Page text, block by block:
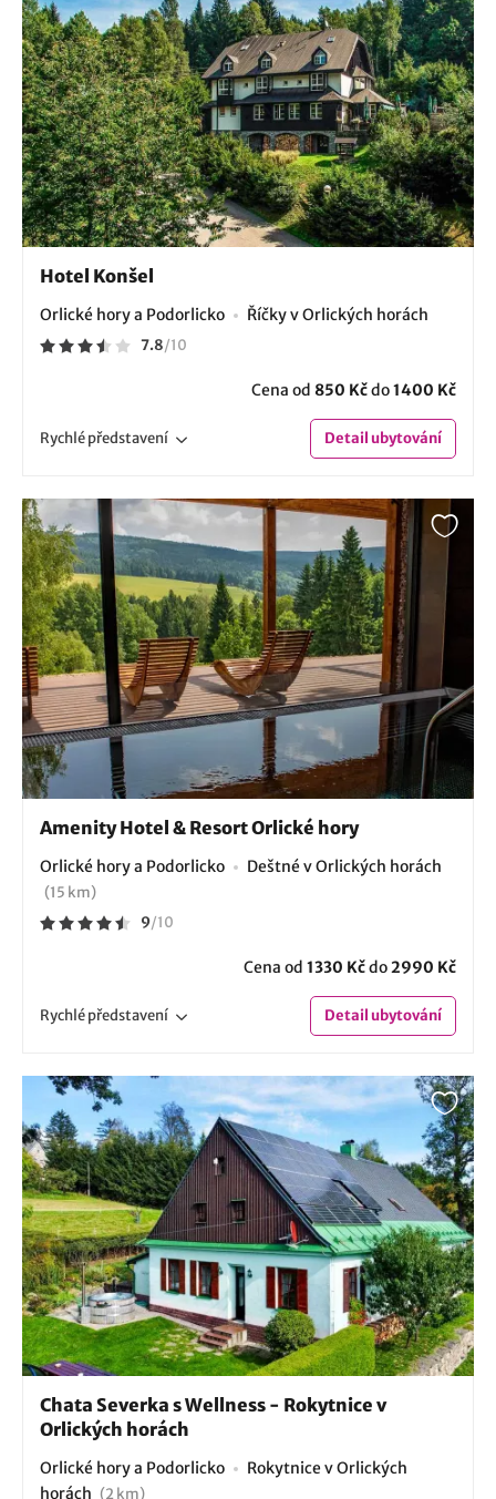
Hotel Konšel
Orlické hory a Podorlicko Říčky v Orlických horách
7.8/10
Cena od 850 Kčdo1400 Kč
Rychlépředstavení Detailubytování
Amenity Hotel & Resort Orlické hory
Orlické hory a Podorlicko Deštné v Orlických horách
(15 km)
9/10
Cena od 1330 Kčdo2990 Kč
Rychlépředstavení Detailubytování
Chata Severka s Wellness - Rokytnice v
Orlických horách
Orlické hory a Podorlicko
Rokytnice v Orlických
horách (2 km)